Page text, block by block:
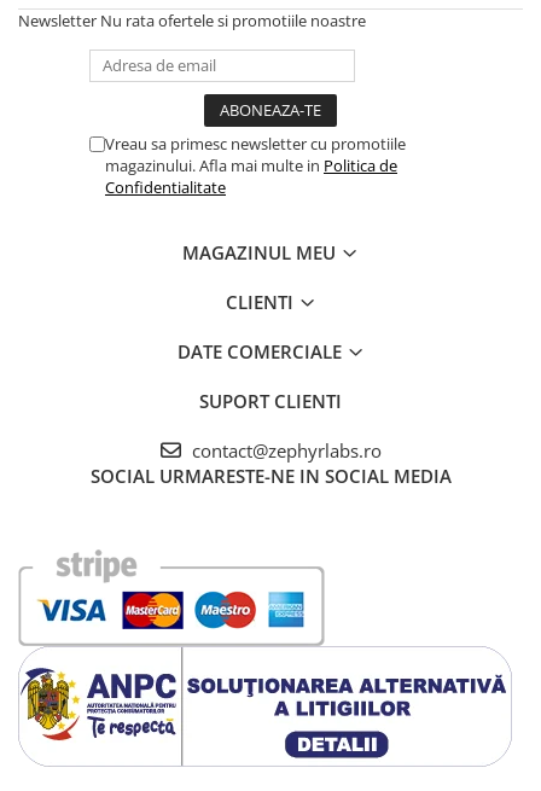
Newsletter Nu rata ofertele si promotiile noastre
Vreau sa primesc newsletter cu promotiile
magazinului. Afla mai multe in Politica de
Confidentialitate
MAGAZINUL MEU
CLIENTI
DATE COMERCIALE
SUPORT CLIENTI
contact@zephyrlabs.ro
SOCIAL URMARESTE-NE IN SOCIAL MEDIA